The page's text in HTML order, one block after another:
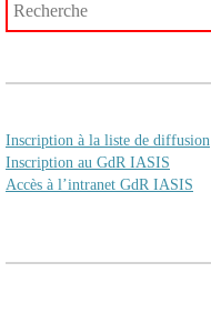
Inscription à la liste de diffusion
Inscription au GdR IASIS
Accès à l’intranet GdR IASIS